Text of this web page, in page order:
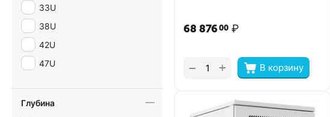
68 87600 ₽
В корзину
+
−
33U
38U
42U
47U
Глубина